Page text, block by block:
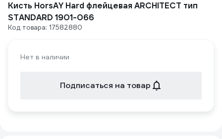
Кисть HorsAY Hard флейцевая ARCHITECT тип
STANDARD 1901-066
Код товара: 17582880
Нет в наличии
Подписаться на товар